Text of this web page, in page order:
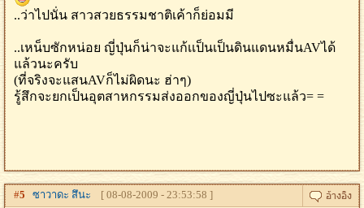
..ว่าไปนั่น สาวสวยธรรมชาติเค้าก็ย่อมมี
..เหน็บซักหน่อย ญี่ปุ่นก็น่าจะแก้เเป็นเป็นดินแดนหมื่นAVได้
แล้วนะครับ
(ที่จริงจะแสนAVก็ไม่ผิดนะ ฮ่าๆ)
รู้สึกจะยกเป็นอุตสาหกรรมส่งออกของญี่ปุ่นไปซะแล้ว= =
#5 ซาวาดะ สึนะ [ 08-08-2009 - 23:53:58 ]